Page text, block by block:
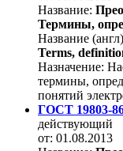
Название:
Термины,
Название
Terms,
Назначение:
термины,
понятий
ГОСТ 19803-
действующий
от: 01.08.2013